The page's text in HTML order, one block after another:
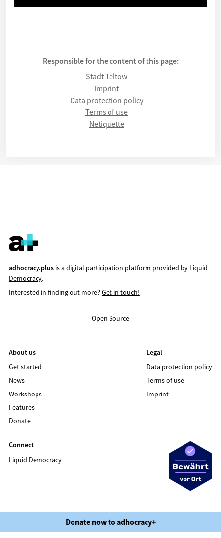
Responsible for the content of this page:
Stadt Teltow
Imprint
Data protection policy
Terms of use
Netiquette
adhocracy.plusis a digital participation platform provided by Liquid
Democracy.
Interested in finding out more?Get in touch!
Open Source
About us
Get started
News
Workshops
Features
Donate
Legal
Data protection policy
Terms of use
Imprint
Connect
Liquid Democracy
©2020 LIQUID DEMOCRACY
Data protection policy
Terms of use Imprint
Donate now to adhocracy+